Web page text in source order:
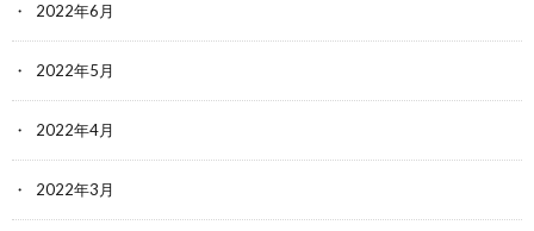
2022年6月
2022年5月
2022年4月
2022年3月